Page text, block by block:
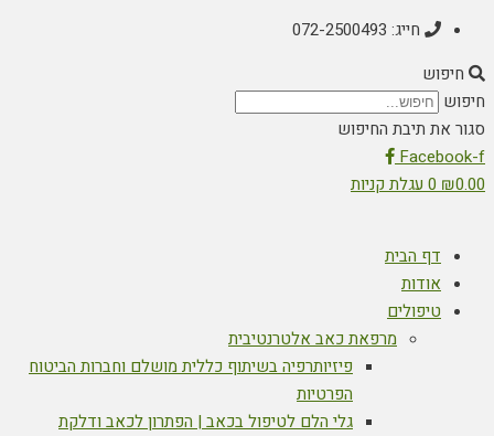
חייג: 072-2500493
חיפוש
חיפוש
סגור את תיבת החיפוש
Facebook-f
₪0.00
0 עגלת קניות
דף הבית
אודות
טיפולים
מרפאת כאב אלטרנטיבית
פיזיותרפיה בשיתוף כללית מושלם וחברות הביטוח
הפרטיות
גלי הלם לטיפול בכאב | הפתרון לכאב ודלקת